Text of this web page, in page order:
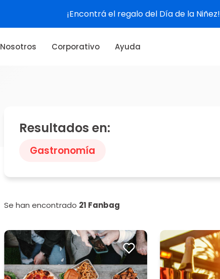
¡Encontrá el regalo del Día de la Niñez!
Nosotros Corporativo Ayuda
Resultados en:
Gastronomía
Se han encontrado 21 Fanbag